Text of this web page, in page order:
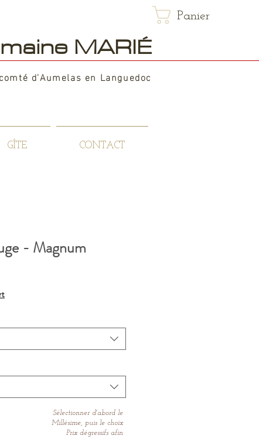
Panier
MARIÉ
d'Aumelas en Languedoc
GÎTE CONTACT
- Magnum
Sélectionner d'abord le
Millésime, puis le choix
Prix dégressifs afin